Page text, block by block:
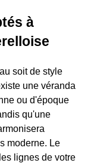
à
soit de style
une véranda
ou d'époque
qu'une
moderne. Le
lignes de votre